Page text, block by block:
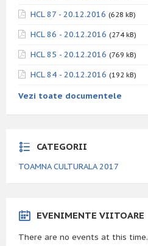
HCL 87 - 20.12.2016 (628 kB)
HCL 86 - 20.12.2016 (274 kB)
HCL 85 - 20.12.2016 (769 kB)
HCL 84 - 20.12.2016 (192 kB)
Vezi toate documentele
CATEGORII
TOAMNA CULTURALA 2017
EVENIMENTE VIITOARE
There are no events at this time.